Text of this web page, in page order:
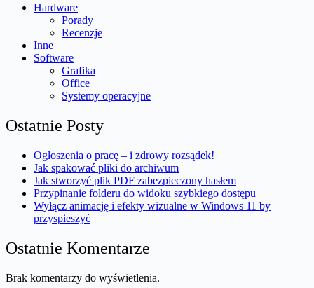
Hardware
Porady
Recenzje
Inne
Software
Grafika
Office
Systemy operacyjne
Ostatnie Posty
Ogłoszenia o pracę – i zdrowy rozsądek!
Jak spakować pliki do archiwum
Jak stworzyć plik PDF zabezpieczony hasłem
Przypinanie folderu do widoku szybkiego dostępu
Wyłącz animację i efekty wizualne w Windows 11 by
przyspieszyć
Ostatnie Komentarze
Brak komentarzy do wyświetlenia.